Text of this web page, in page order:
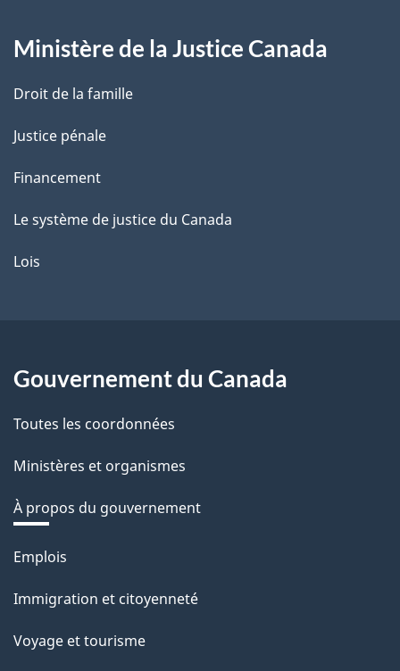
e
Ministère de la Justice Canada
Droit de la famille
Justice pénale
Financement
Le système de justice du Canada
Lois
Gouvernement du Canada
Toutes les coordonnées
Ministères et organismes
À propos du gouvernement
Thèmes
sujets
Emplois
Immigration et citoyenneté
Voyage et tourisme